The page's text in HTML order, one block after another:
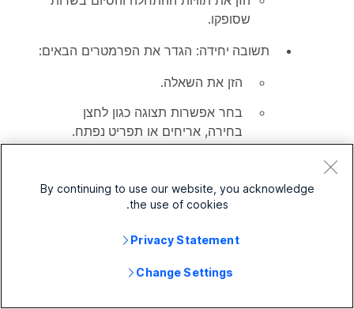
שסופקו.
תשובה יחידה: הגדר את הפרמטרים הבאים:
הזן את השאלה.
בחר אפשרות תצוגה כגון לחצן
בחירה, אריחים או תפריט נפתח.
אפשרויות תשובה
אם ברצונך להוסיף אפשרות אחרת,
הצג באופן אקראי את האפשרויות
By continuing to use our website, you acknowledge
the use of cookies.
Privacy Statement
Change Settings